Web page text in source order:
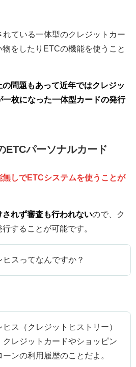
ている一体型のクレジットカー
物をしたりETCの機能を使うこと
問題もあって近年ではクレジッ
一枚になった一体型カードの発行
ETCパーソナルカード
無しでETCシステムを使うことが
れず審査も行われないので、ク
することが可能です。
ヒスってなんですか？
ヒス（クレジットヒストリー）
クレジットカードやショッピン
ーンの利用履歴のことだよ。